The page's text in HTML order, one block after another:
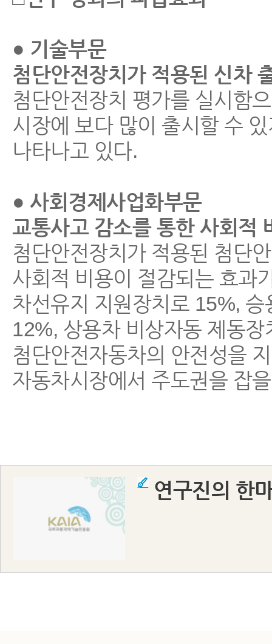
● 기술부문
첨단안전장치가 적용된 신차
첨단안전장치 평가를 실시함
시장에 보다 많이 출시할 수
나타나고 있다.
● 사회경제사업화부문
교통사고 감소를 통한 사회적
첨단안전장치가 적용된 첨단
사회적 비용이 절감되는 효과
차선유지 지원장치로 15%,
12%, 상용차 비상자동 제동
첨단안전자동차의 안전성을
자동차시장에서 주도권을 잡
연구진의 한